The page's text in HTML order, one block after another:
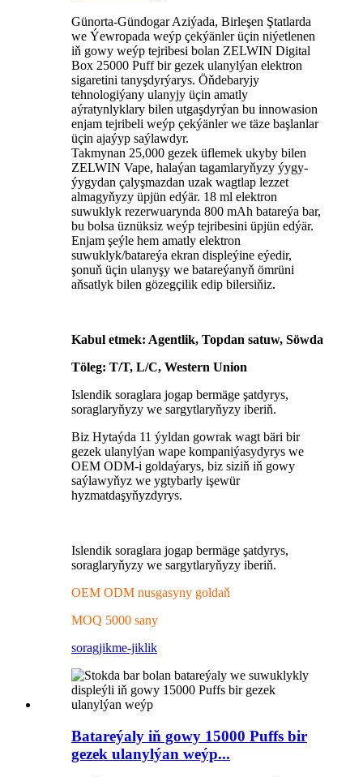
Günorta-Gündogar Aziýada, Birleşen Ştatlarda
we Ýewropada weýp çekýänler üçin niýetlenen
iň gowy weýp tejribesi bolan ZELWIN Digital
Box 25000 Puff bir gezek ulanylýan elektron
sigaretini tanyşdyrýarys. Öňdebaryjy
tehnologiýany ulanyjy üçin amatly
aýratynlyklary bilen utgaşdyrýan bu innowasion
enjam tejribeli weýp çekýänler we täze başlanlar
üçin ajaýyp saýlawdyr.
Takmynan 25,000 gezek üflemek ukyby bilen
ZELWIN Vape, halaýan tagamlaryňyzy ýygy-
ýygydan çalyşmazdan uzak wagtlap lezzet
almagyňyzy üpjün edýär. 18 ml elektron
suwuklyk rezerwuarynda 800 mAh batareýa bar,
bu bolsa üznüksiz weýp tejribesini üpjün edýär.
Enjam şeýle hem amatly elektron
suwuklyk/batareýa ekran displeýine eýedir,
şonuň üçin ulanyşy we batareýanyň ömrüni
aňsatlyk bilen gözegçilik edip bilersiňiz.
Kabul etmek: Agentlik, Topdan satuw, Söwda
Töleg: T/T, L/C, Western Union
Islendik soraglara jogap bermäge şatdyrys,
soraglaryňyzy we sargytlaryňyzy iberiň.
Biz Hytaýda 11 ýyldan gowrak wagt bäri bir
gezek ulanylýan wape kompaniýasydyrys we
OEM ODM-i goldaýarys, biz siziň iň gowy
saýlawyňyz we ygtybarly işewür
hyzmatdaşyňyzdyrys.
Islendik soraglara jogap bermäge şatdyrys,
soraglaryňyzy we sargytlaryňyzy iberiň.
OEM ODM nusgasyny goldaň
MOQ 5000 sany
soragjikme-jiklik
Batareýaly iň gowy 15000 Puffs bir
gezek ulanylýan weýp...